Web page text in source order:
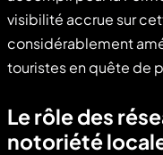
visibilité accrue sur
considérablement
touristes en quête de
Le rôle des
notoriété